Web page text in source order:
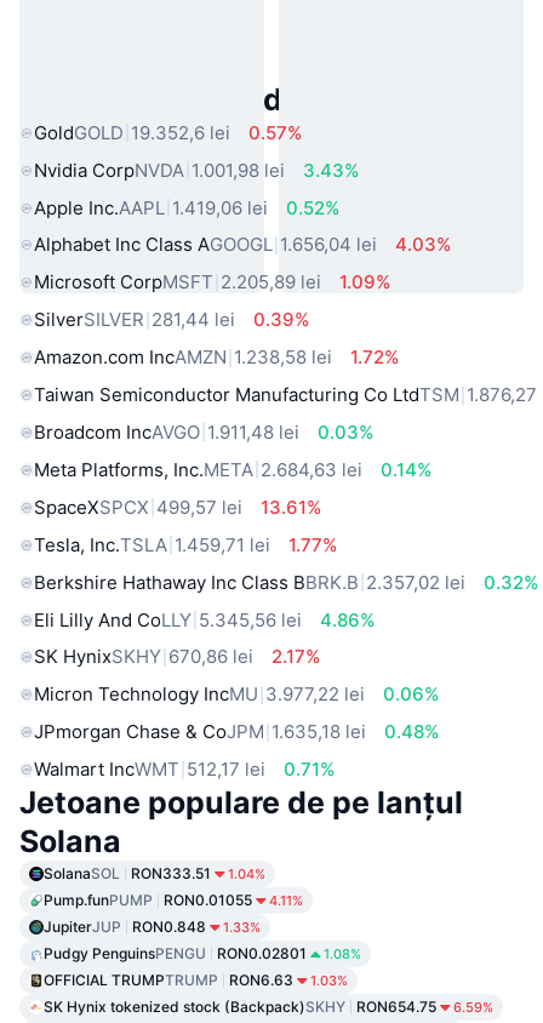
Active Populare din Lumea Reală
GoldGOLD 19.352,6 lei
0.57%
Nvidia CorpNVDA 1.001,98 lei
3.43%
Apple Inc.AAPL 1.419,06 lei
0.52%
Alphabet Inc Class AGOOGL 1.656,04 lei
4.03%
Microsoft CorpMSFT 2.205,89 lei
1.09%
SilverSILVER 281,44 lei
0.39%
Amazon.com IncAMZN 1.238,58 lei
1.72%
Taiwan Semiconductor Manufacturing Co LtdTSM
Broadcom IncAVGO 1.911,48 lei
0.03%
Meta Platforms, Inc.META 2.684,63 lei
0.14%
SpaceXSPCX 499,57 lei
13.61%
Tesla, Inc.TSLA 1.459,71 lei
1.77%
Berkshire Hathaway Inc Class BBRK.B 2.357,02 lei
0.32%
Eli Lilly And CoLLY 5.345,56 lei
4.86%
SK HynixSKHY 670,86 lei
2.17%
Micron Technology IncMU 3.977,22 lei
0.06%
JPmorgan Chase & CoJPM 1.635,18 lei
0.48%
Walmart IncWMT 512,17 lei 0.71%
Jetoane populare de pe lanțul
Solana
SolanaSOL RON333.51 1.04%
Pump.funPUMP RON0.01055 4.11%
JupiterJUP RON0.848 1.33%
Pudgy PenguinsPENGU RON0.02801 1.08%
OFFICIAL TRUMPTRUMP RON6.63 1.03%
SK Hynix tokenized stock (Backpack)SKHY RON654.75 6.59%